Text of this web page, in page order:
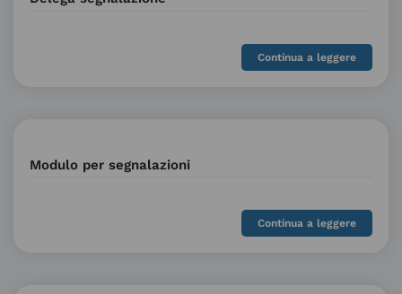
Continua a leggere
Modulo per segnalazioni
Continua a leggere